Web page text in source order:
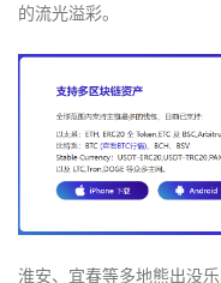
的流光溢彩。
淮安、宜春等多地熊出没